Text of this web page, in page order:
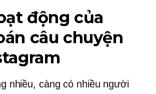
động của
câu chuyện
nhiều, càng có nhiều người